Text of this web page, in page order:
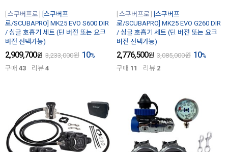
스쿠버프로
[스쿠버프
로/SCUBAPRO] MK25 EVO S600 DIR
/ 싱글 호흡기 세트 (딘 버전 또는 요크
버전 선택가능)
2,909,700원 3,233,000원 10%
구매 43 리뷰 4
스쿠버프로
[스쿠버프
로/SCUBAPRO] MK25 EVO G260 DIR
/ 싱글 호흡기 세트 (딘 버전 또는 요크
버전 선택가능)
2,776,500원 3,085,000원 10%
구매 11 리뷰 2